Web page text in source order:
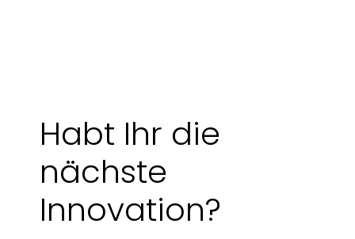
Habt Ihr die
nächste
Innovation?